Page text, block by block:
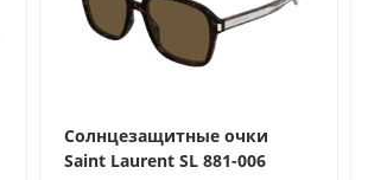
Солнцезащитные очки
Saint Laurent SL 881-006